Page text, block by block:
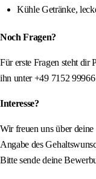
Kühle Getränke,
Noch Fragen?
Für erste Fragen steht dir
ihn unter +49 7152
Interesse?
Wir freuen uns über
Angabe des
Bitte sende deine